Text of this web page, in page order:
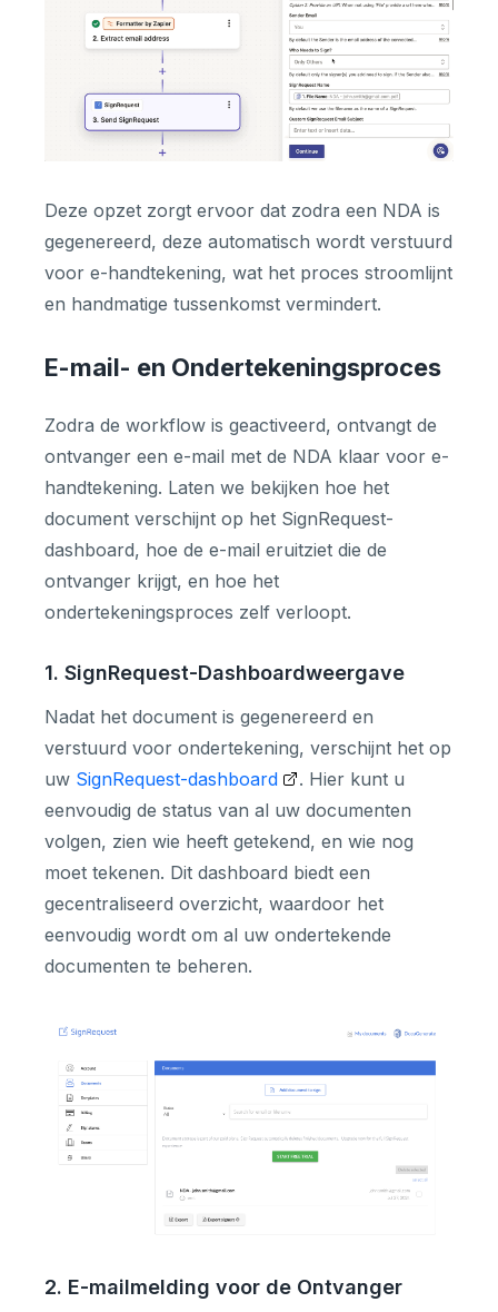
Deze opzet zorgt ervoor dat zodra een NDA is
gegenereerd, deze automatisch wordt verstuurd
voor e-handtekening, wat het proces stroomlijnt
en handmatige tussenkomst vermindert.
E-mail- en Ondertekeningsproces
Zodra de workflow is geactiveerd, ontvangt de
ontvanger een e-mail met de NDA klaar voor e-
handtekening. Laten we bekijken hoe het
document verschijnt op het SignRequest-
dashboard, hoe de e-mail eruitziet die de
ontvanger krijgt, en hoe het
ondertekeningsproces zelf verloopt.
1. SignRequest-Dashboardweergave
Nadat het document is gegenereerd en
verstuurd voor ondertekening, verschijnt het op
uw SignRequest-dashboard
. Hier kunt u
eenvoudig de status van al uw documenten
volgen, zien wie heeft getekend, en wie nog
moet tekenen. Dit dashboard biedt een
gecentraliseerd overzicht, waardoor het
eenvoudig wordt om al uw ondertekende
documenten te beheren.
2. E-mailmelding voor de Ontvanger